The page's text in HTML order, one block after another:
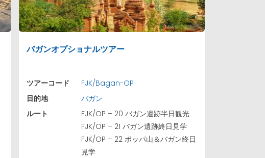
バガンオプショナルツアー
ツアーコード
FJK/Bagan-OP
目的地
バガン
ルート
FJK/OP – 20 バガン遺跡半日観光
FJK/OP – 21 バガン遺跡終日見学
FJK/OP – 22 ポッパ山＆バガン終日
見学